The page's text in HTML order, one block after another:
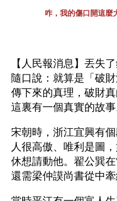
咋，我的傷口開這麼
【人民報消息】丟失
隨口說：就算是「破
傳下來的真理，破財
這裏有一個真實的故事
宋朝時，浙江宜興有
人很高傲、唯利是圖
休想請動他。翟公巽
還需梁仲謨尚書從中